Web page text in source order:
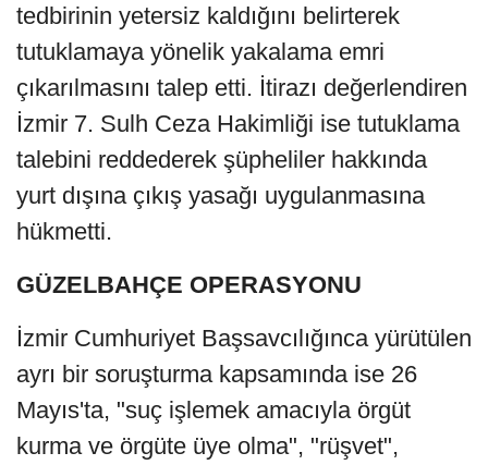
tedbirinin yetersiz kaldığını belirterek
tutuklamaya yönelik yakalama emri
çıkarılmasını talep etti. İtirazı değerlendiren
İzmir 7. Sulh Ceza Hakimliği ise tutuklama
talebini reddederek şüpheliler hakkında
yurt dışına çıkış yasağı uygulanmasına
hükmetti.
GÜZELBAHÇE OPERASYONU
İzmir Cumhuriyet Başsavcılığınca yürütülen
ayrı bir soruşturma kapsamında ise 26
Mayıs'ta, "suç işlemek amacıyla örgüt
kurma ve örgüte üye olma", "rüşvet",